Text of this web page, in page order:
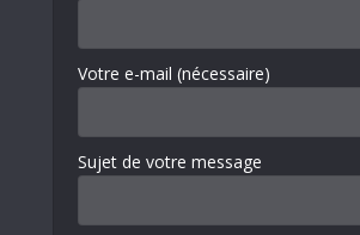
Votre e-mail (nécessaire)
Sujet de votre message